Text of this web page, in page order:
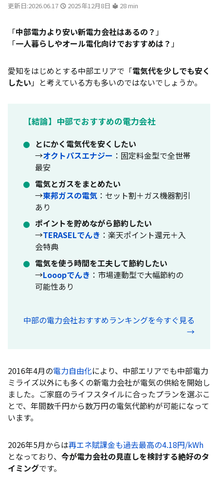
更新日:2026.06.17 2025年12月8日 28 min
「中部電力より安い新電力会社はあるの？ 」
「一人暮らしやオール電化向けでおすすめは？ 」
愛知をはじめとする中部エリアで「電気代を少しでも安く
したい」と考えている方も多いのではないでしょうか。
【結論】中部でおすすめの電力会社
とにかく電気代を安くしたい
→オクトパスエナジー ：固定料金型で全世帯
最安
電気とガスをまとめたい
→東邦ガスの電気 ：セット割＋ガス機器割引
あり
ポイントを貯めながら節約したい
→TERASELでんき ：楽天ポイント還元＋入
会特典
電気を使う時間を工夫して節約したい
→Looopでんき ：市場連動型で大幅節約の
可能性あり
中部の電力会社おすすめランキングを今すぐ見る
→
2016年4月の電力自由化により、中部エリアでも中部電力
ミライズ以外にも多くの新電力会社が電気の供給を開始し
ました。ご家庭のライフスタイルに合ったプランを選ぶこ
とで、年間数千円から数万円の電気代節約が可能になって
います。
2026年5月からは再エネ賦課金も過去最高の4.18円/kWh
となっており、 今が電力会社の見直しを検討する絶好のタ
イミングです。